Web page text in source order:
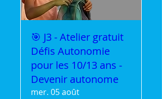
🎯 J3 - Atelier gratuit
Défis Autonomie
pour les 10/13 ans -
Devenir autonome
mer. 05 août